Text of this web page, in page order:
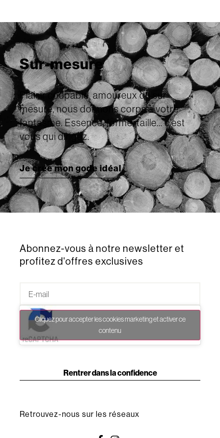
Sur-mesure
Plaisir coupable, amoureux du sur-
mesure, nous donnons corps à votre
fantasme. Essence, forme, taille... c’est
vous qui dirigez.
Je crée mon gode idéal
Abonnez-vous à notre newsletter et
profitez d'offres exclusives
Cliquez pour accepter les cookies marketing et activer ce
contenu
Rentrer dans la confidence
Retrouvez-nous sur les réseaux